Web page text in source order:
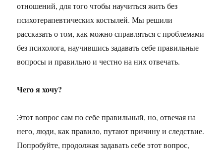
отношений, для того чтобы научиться жить без
психотерапевтических костылей. Мы решили
рассказать о том, как можно справляться с проблемами
без психолога, научившись задавать себе правильные
вопросы и правильно и честно на них отвечать.
Чего я хочу?
Этот вопрос сам по себе правильный, но, отвечая на
него, люди, как правило, путают причину и следствие.
Попробуйте, продолжая задавать себе этот вопрос,